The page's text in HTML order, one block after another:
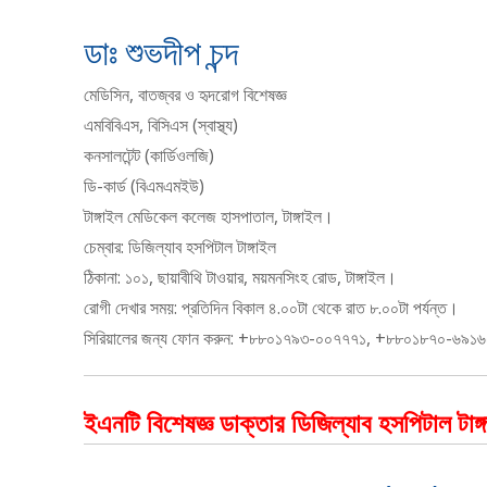
ডাঃ শুভদীপ চন্দ
মেডিসিন, বাতজ্বর ও হৃদরোগ বিশেষজ্ঞ
এমবিবিএস, বিসিএস (স্বাস্থ্য)
কনসালটেন্ট (কার্ডিওলজি)
ডি-কার্ড (বিএমএমইউ)
টাঙ্গাইল মেডিকেল কলেজ হাসপাতাল, টাঙ্গাইল।
চেম্বার: ডিজিল্যাব হসপিটাল টাঙ্গাইল
ঠিকানা: ১০১, ছায়াবীথি টাওয়ার, ময়মনসিংহ রোড, টাঙ্গাইল।
রোগী দেখার সময়: প্রতিদিন বিকাল ৪.০০টা থেকে রাত ৮.০০টা পর্যন্ত।
সিরিয়ালের জন্য ফোন করুন: +৮৮০১৭৯৩-০০৭৭৭১, +৮৮০১৮৭০-
ইএনটি বিশেষজ্ঞ ডাক্তার ডিজিল্যাব হসপিটাল